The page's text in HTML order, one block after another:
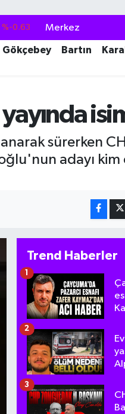
%0.16
%-0.02
%70
Merkez
Gökçebey Bartın
yayında
sürerken
adayı
Trend Haberler
1
2
3